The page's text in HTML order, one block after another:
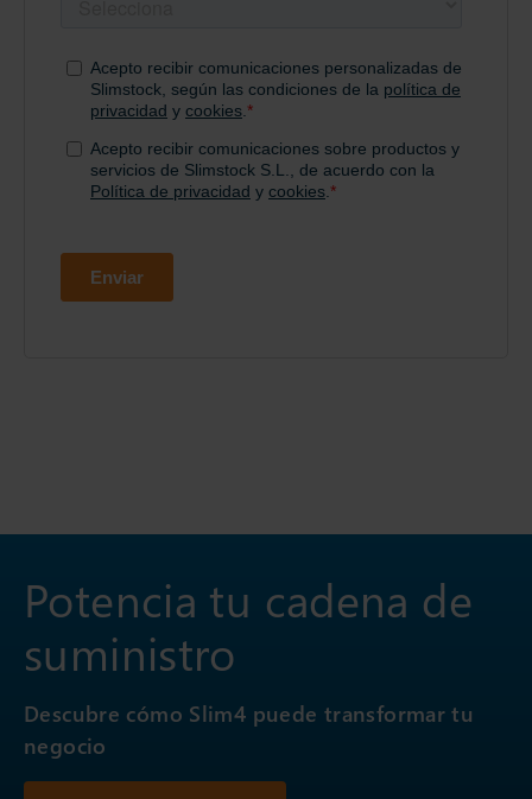
Potencia tu cadena de
suministro
Descubre cómo Slim4 puede transformar tu
negocio